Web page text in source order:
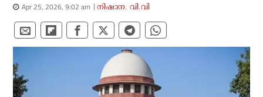
Apr 25, 2026, 9:02 am നിഷാന. വി.വി